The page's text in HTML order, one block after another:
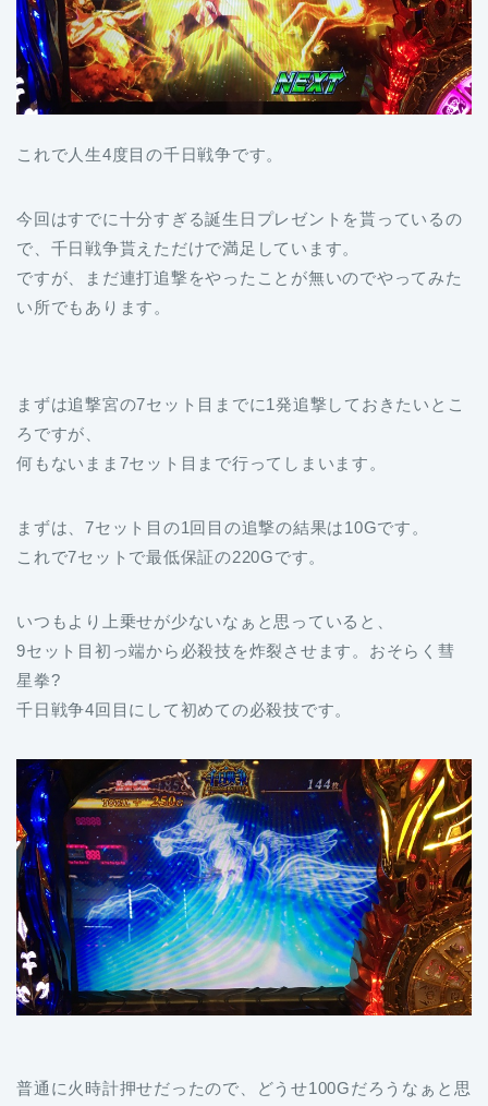
これで人生4度目の千日戦争です。
今回はすでに十分すぎる誕生日プレゼントを貰っているの
で、千日戦争貰えただけで満足しています。
ですが、まだ連打追撃をやったことが無いのでやってみた
い所でもあります。
まずは追撃宮の7セット目までに1発追撃しておきたいとこ
ろですが、
何もないまま7セット目まで行ってしまいます。
まずは、7セット目の1回目の追撃の結果は10Gです。
これで7セットで最低保証の220Gです。
いつもより上乗せが少ないなぁと思っていると、
9セット目初っ端から必殺技を炸裂させます。おそらく彗
星拳?
千日戦争4回目にして初めての必殺技です。
普通に火時計押せだったので、どうせ100Gだろうなぁと思